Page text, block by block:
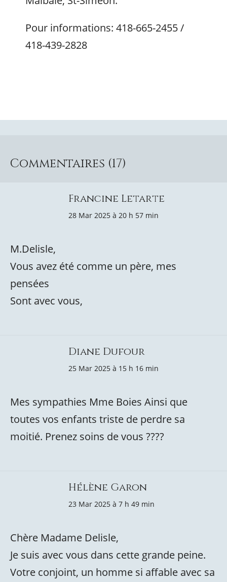
Pour informations: 418-665-2455 /
418-439-2828
Commentaires (17)
Francine Letarte
28 Mar 2025 à 20 h 57 min
M.Delisle,
Vous avez été comme un père, mes
pensées
Sont avec vous,
Diane Dufour
25 Mar 2025 à 15 h 16 min
Mes sympathies Mme Boies Ainsi que
toutes vos enfants triste de perdre sa
moitié. Prenez soins de vous ??️??
Hélène Garon
23 Mar 2025 à 7 h 49 min
Chère Madame Delisle,
Je suis avec vous dans cette grande peine.
Votre conjoint, un homme si affable avec sa